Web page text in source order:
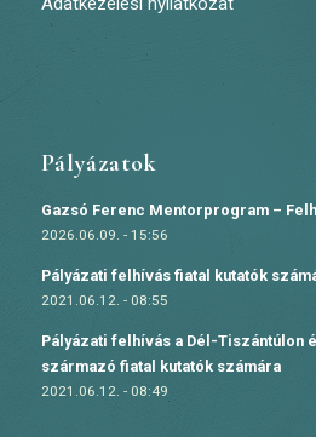
Pályázatok
Gazsó Ferenc Mentorprogram –
2026.06.09. - 15:56
Pályázati felhívás fiatal kutatók
2021.06.12. - 08:55
Pályázati felhívás a Dél-Tiszántúlon
származó fiatal kutatók számára
2021.06.12. - 08:49